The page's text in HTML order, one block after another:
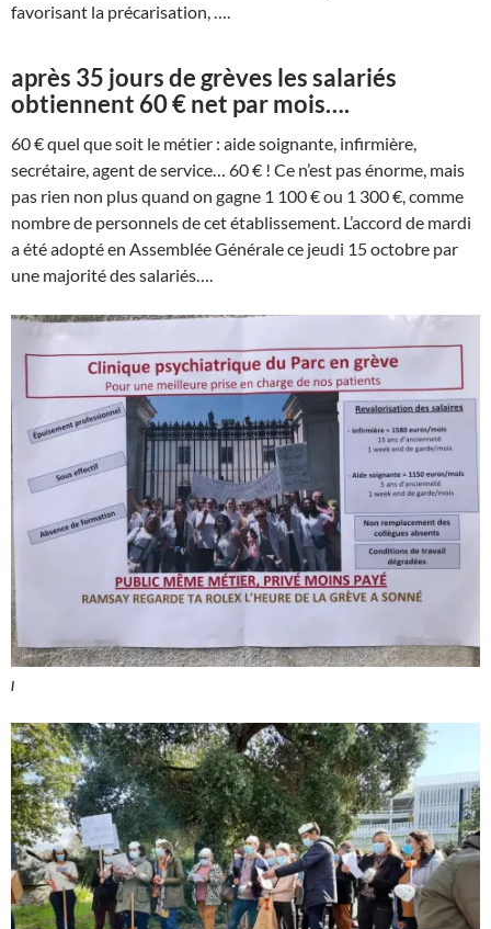
favorisant la précarisation, ….
après 35 jours de grèves les salariés
obtiennent 60 € net par mois….
60 € quel que soit le métier : aide soignante, infirmière,
secrétaire, agent de service… 60 € ! Ce n’est pas énorme, mais
pas rien non plus quand on gagne 1 100 € ou 1 300 €, comme
nombre de personnels de cet établissement. L’accord de mardi
a été adopté en Assemblée Générale ce jeudi 15 octobre par
une majorité des salariés….
l